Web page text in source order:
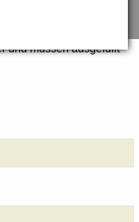
und müssen ausgefüllt